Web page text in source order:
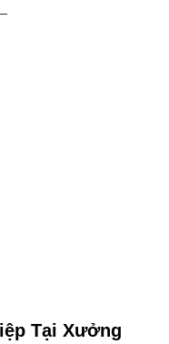
Tại Xưởng